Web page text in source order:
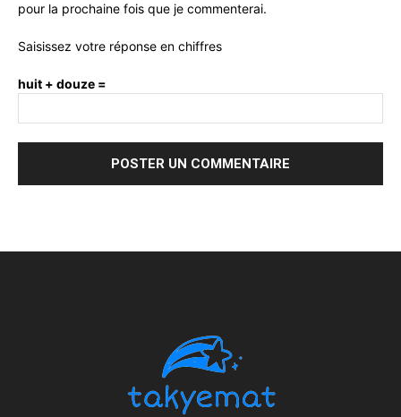
pour la prochaine fois que je commenterai.
Saisissez votre réponse en chiffres
huit + douze =